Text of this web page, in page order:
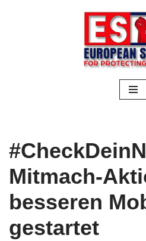
Mitmach-
besseren
gestartet